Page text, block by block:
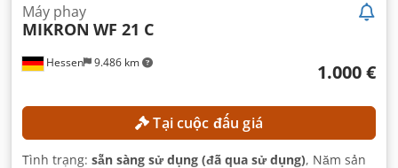
Hessen 9.486 km
Máy phay
MIKRON WF 21 C
1.000 €
Tại cuộc đấu giá
Tình trạng: sẵn sàng sử dụng (đã qua sử dụng), Năm sản